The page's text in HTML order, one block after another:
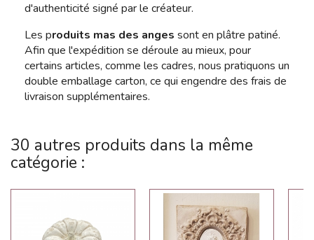
d'authenticité signé par le créateur.
Les produits mas des anges sont en plâtre patiné.
Afin que l'expédition se déroule au mieux, pour
certains articles, comme les cadres, nous pratiquons un
double emballage carton, ce qui engendre des frais de
livraison supplémentaires.
30 autres produits dans la même
catégorie :